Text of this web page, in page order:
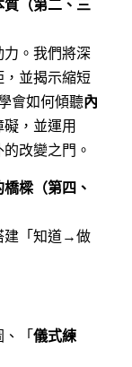
質（第二、三
力。我們將深
，並揭示縮短
會如何傾聽內
，並運用
改變之門。
橋樑（第四、
建「知道→做
、「儀式練